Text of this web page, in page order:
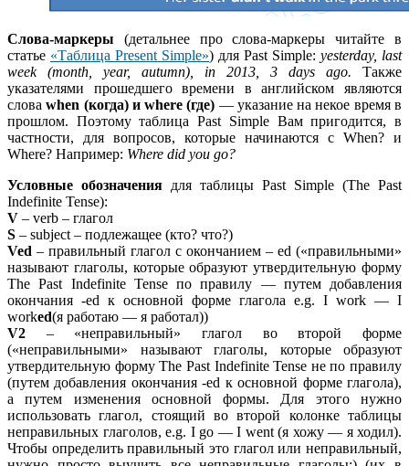
Слова-маркеры (детальнее про слова-маркеры читайте в
статье «Таблица Present Simple») для Past Simple: yesterday, last
week (month, year, autumn), in 2013, 3 days ago. Также
указателями прошедшего времени в английском являются
слова when (когда) и where (где) — указание на некое время в
прошлом. Поэтому таблица Past Simple Вам пригодится, в
частности, для вопросов, которые начинаются с When? и
Where? Например: Where did you go?
Условные обозначения для таблицы Past Simple (The Past
Indefinite Tense):
V – verb – глагол
S – subject – подлежащее (кто? что?)
Ved – правильный глагол с окончанием – ed («правильными»
называют глаголы, которые образуют утвердительную форму
The Past Indefinite Tense по правилу — путем добавления
окончания -ed к основной форме глагола e.g. I work — I
worked(я работаю — я работал))
V2 – «неправильный» глагол во второй форме
(«неправильными» называют глаголы, которые образуют
утвердительную форму The Past Indefinite Tense не по правилу
(путем добавления окончания -ed к основной форме глагола),
а путем изменения основной формы. Для этого нужно
использовать глагол, стоящий во второй колонке таблицы
неправильных глаголов, e.g. I go — I went (я хожу — я ходил).
Чтобы определить правильный это глагол или неправильный,